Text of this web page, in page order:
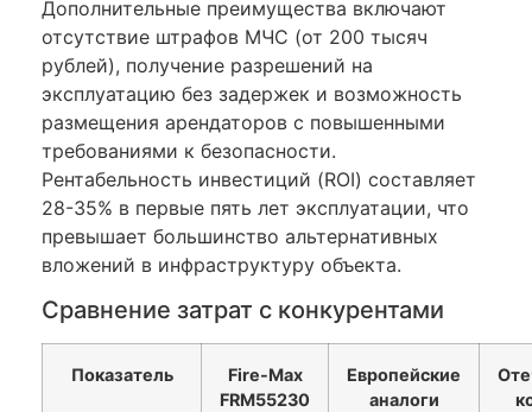
Дополнительные преимущества включают
отсутствие штрафов МЧС (от 200 тысяч
рублей), получение разрешений на
эксплуатацию без задержек и возможность
размещения арендаторов с повышенными
требованиями к безопасности.
Рентабельность инвестиций (ROI) составляет
28-35% в первые пять лет эксплуатации, что
превышает большинство альтернативных
вложений в инфраструктуру объекта.
Сравнение затрат с конкурентами
Показатель
Fire-Max
FRM55230
Европейские
аналоги